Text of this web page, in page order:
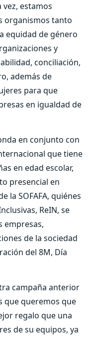
estamos
organismos tanto
equidad de género
y
conciliación,
además de
para que
en igualdad de
en conjunto con
que tiene
en edad escolar,
presencial en
la SOFAFA, quiénes
ReIN, se
empresas,
de la sociedad
del 8M, Día
campaña anterior
que queremos que
regalo que una
de su equipos, ya